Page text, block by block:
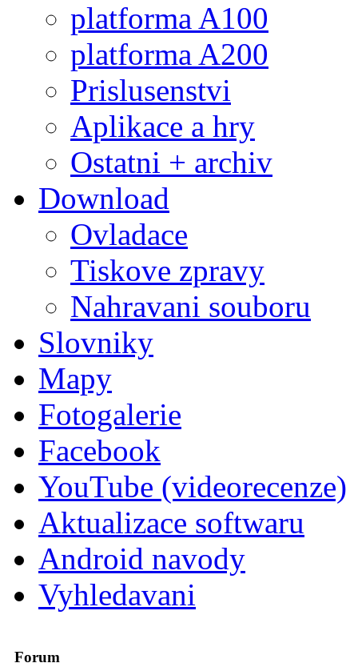
platforma A100
platforma A200
Prislusenstvi
Aplikace a hry
Ostatni + archiv
Download
Ovladace
Tiskove zpravy
Nahravani souboru
Slovniky
Mapy
Fotogalerie
Facebook
YouTube (videorecenze)
Aktualizace softwaru
Android navody
Vyhledavani
Forum